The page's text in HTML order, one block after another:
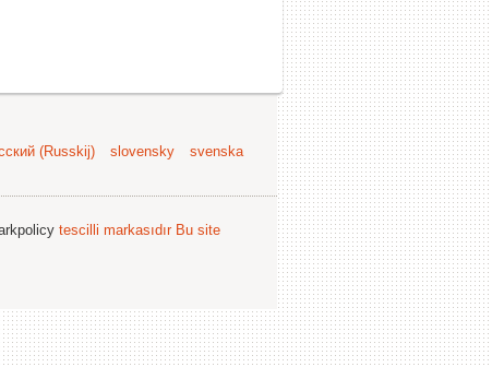
(Russkij) slovensky
svenska
tescilli markasıdır Bu site